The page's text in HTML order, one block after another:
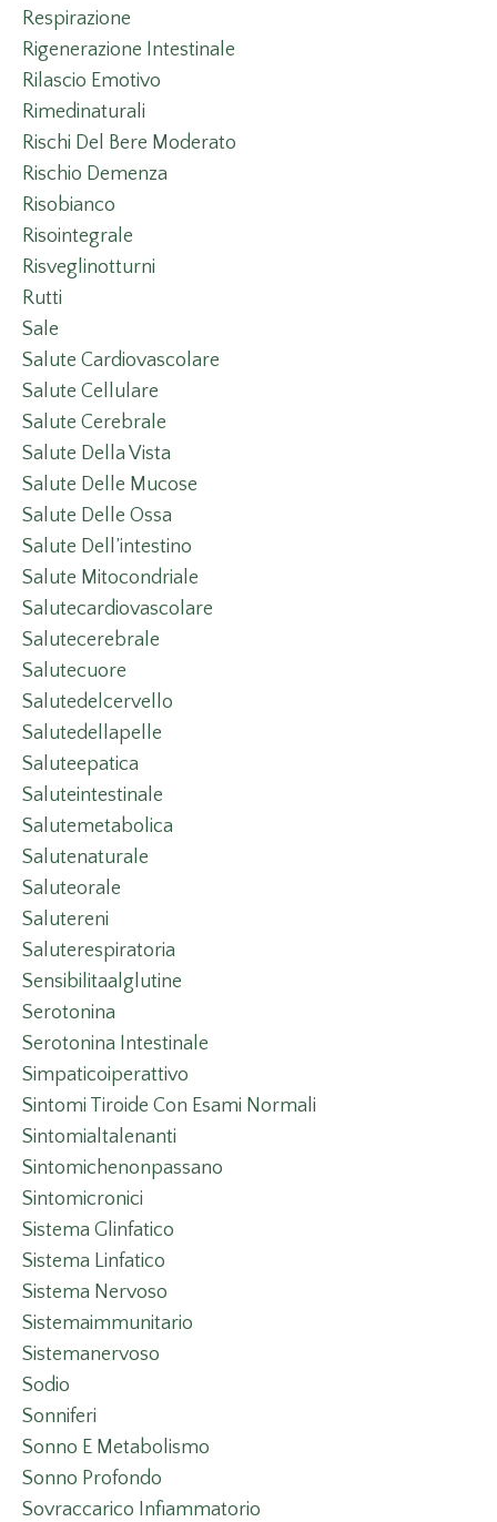
Respirazione
Rigenerazione Intestinale
Rilascio Emotivo
Rimedinaturali
Rischi Del Bere Moderato
Rischio Demenza
Risobianco
Risointegrale
Risveglinotturni
Rutti
Sale
Salute Cardiovascolare
Salute Cellulare
Salute Cerebrale
Salute Della Vista
Salute Delle Mucose
Salute Delle Ossa
Salute Dell’intestino
Salute Mitocondriale
Salutecardiovascolare
Salutecerebrale
Salutecuore
Salutedelcervello
Salutedellapelle
Saluteepatica
Saluteintestinale
Salutemetabolica
Salutenaturale
Saluteorale
Salutereni
Saluterespiratoria
Sensibilitaalglutine
Serotonina
Serotonina Intestinale
Simpaticoiperattivo
Sintomi Tiroide Con Esami Normali
Sintomialtalenanti
Sintomichenonpassano
Sintomicronici
Sistema Glinfatico
Sistema Linfatico
Sistema Nervoso
Sistemaimmunitario
Sistemanervoso
Sodio
Sonniferi
Sonno E Metabolismo
Sonno Profondo
Sovraccarico Infiammatorio